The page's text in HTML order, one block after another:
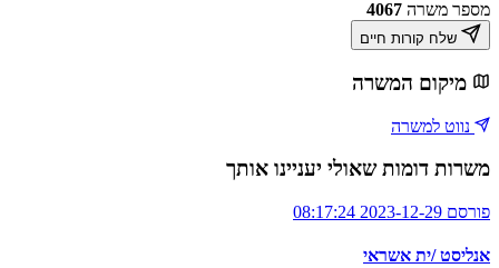
מספר משרה 4067
מיקום המשרה
נווט למשרה
משרות דומות שאולי יעניינו אותך
פורסם 2023-12-29 08:17:24
אנליסט /ית אשראי